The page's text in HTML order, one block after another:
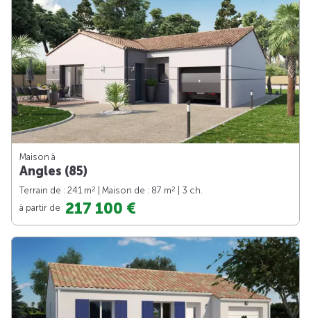
Maison à
Angles (85)
Terrain de : 241 m2 | Maison de : 87 m2
| 3 ch.
à partir de 217 100 €